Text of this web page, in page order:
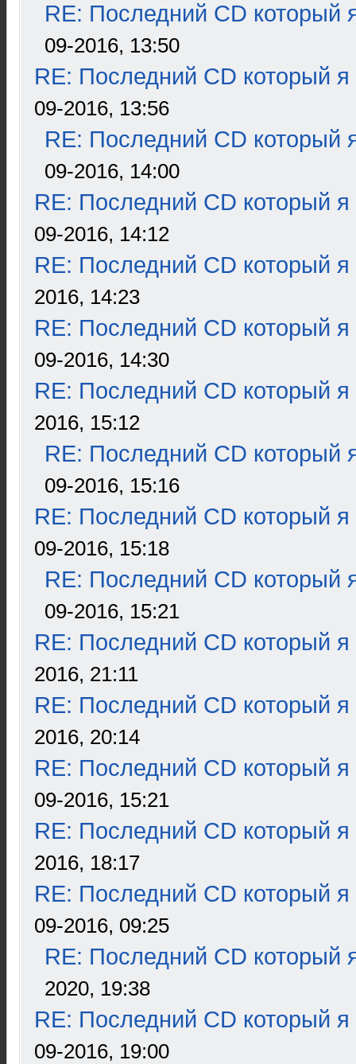
RE: Последний CD который
09-2016, 13:50
RE: Последний CD который я
09-2016, 13:56
RE: Последний CD который
09-2016, 14:00
RE: Последний CD который я
09-2016, 14:12
RE: Последний CD который я
2016, 14:23
RE: Последний CD который я
09-2016, 14:30
RE: Последний CD который я
2016, 15:12
RE: Последний CD который
09-2016, 15:16
RE: Последний CD который я
09-2016, 15:18
RE: Последний CD который
09-2016, 15:21
RE: Последний CD который я
2016, 21:11
RE: Последний CD который я
2016, 20:14
RE: Последний CD который я
09-2016, 15:21
RE: Последний CD который я
2016, 18:17
RE: Последний CD который я
09-2016, 09:25
RE: Последний CD который
2020, 19:38
RE: Последний CD который я
09-2016, 19:00